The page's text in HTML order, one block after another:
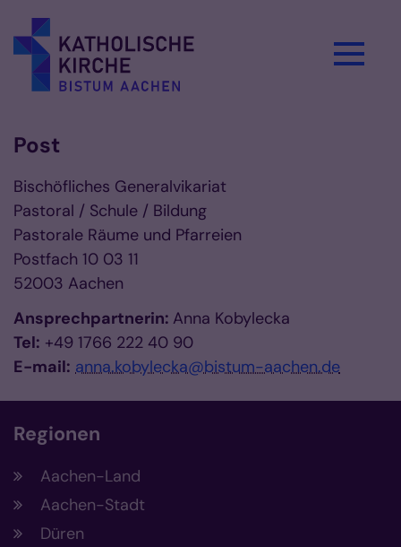
Post
Bischöfliches Generalvikariat
Pastoral / Schule / Bildung
Pastorale Räume und Pfarreien
Postfach 10 03 11
52003 Aachen
Ansprechpartnerin: Anna Kobylecka
Tel: +49 1766 222 40 90
E-mail: anna.kobylecka@bistum-aachen.de
Regionen
Aachen-Land
Aachen-Stadt
Düren